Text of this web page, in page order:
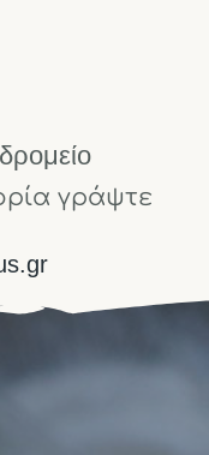
γράψτε